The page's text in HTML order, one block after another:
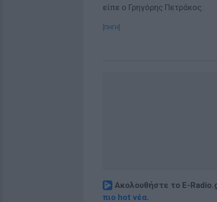
είπε ο Γρηγόρης Πετράκος.
[ΠΗΓΗ]
Ακολουθήστε το E-
πιο hot νέα.